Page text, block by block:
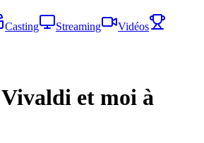
Casting Streaming
Vidéos
Vivaldi et moi à